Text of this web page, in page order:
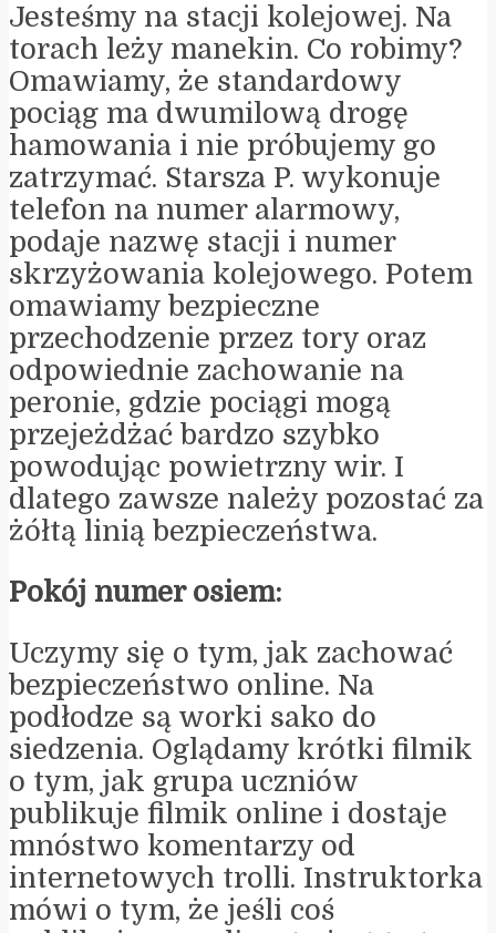
Jesteśmy na stacji kolejowej. Na
torach leży manekin. Co robimy?
Omawiamy, że standardowy
pociąg ma dwumilową drogę
hamowania i nie próbujemy go
zatrzymać. Starsza P. wykonuje
telefon na numer alarmowy,
podaje nazwę stacji i numer
skrzyżowania kolejowego. Potem
omawiamy bezpieczne
przechodzenie przez tory oraz
odpowiednie zachowanie na
peronie, gdzie pociągi mogą
przejeżdżać bardzo szybko
powodując powietrzny wir. I
dlatego zawsze należy pozostać za
żółtą linią bezpieczeństwa.
Pokój numer osiem:
Uczymy się o tym, jak zachować
bezpieczeństwo online. Na
podłodze są worki sako do
siedzenia. Oglądamy krótki filmik
o tym, jak grupa uczniów
publikuje filmik online i dostaje
mnóstwo komentarzy od
internetowych trolli. Instruktorka
mówi o tym, że jeśli coś